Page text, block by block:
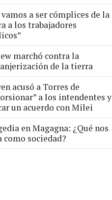
vamos a ser cómplices de la
a los trabajadores
marchó contra la
de la tierra
acusó a Torres de
a los intendentes y
un acuerdo con Milei
en Magagna: ¿Qué nos
como sociedad?